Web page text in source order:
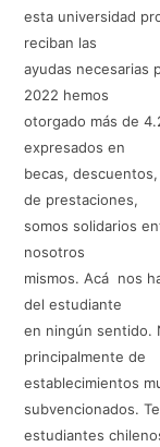
esta universidad
reciban las
ayudas necesarias
2022 hemos
otorgado más de
expresados en
becas,
de prestaciones,
somos solidarios
nosotros
mismos. Acá nos
del estudiante
en ningún sentido.
principalmente de
establecimientos
subvencionados.
estudiantes